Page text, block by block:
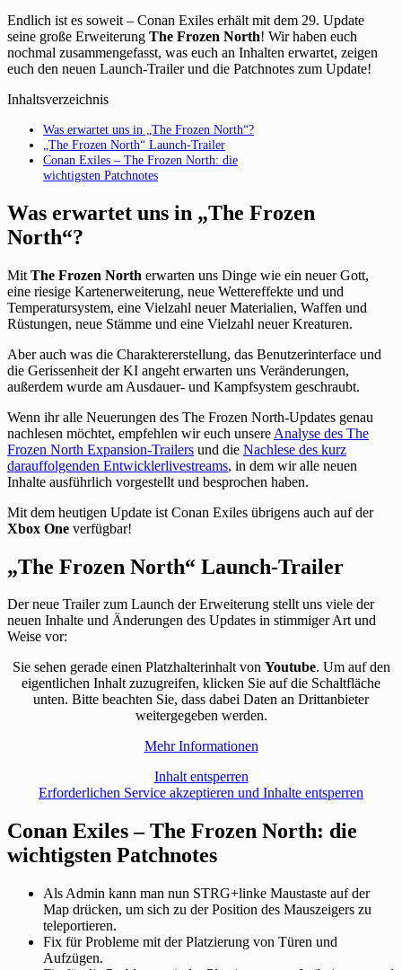
Endlich ist es soweit – Conan Exiles erhält mit dem 29. Update
seine große Erweiterung The Frozen North! Wir haben euch
nochmal zusammengefasst, was euch an Inhalten erwartet, zeigen
euch den neuen Launch-Trailer und die Patchnotes zum Update!
Inhaltsverzeichnis
Was erwartet uns in „The Frozen North“?
„The Frozen North“ Launch-Trailer
Conan Exiles – The Frozen North: die
wichtigsten Patchnotes
Was erwartet uns in „The Frozen
North“?
Mit The Frozen North erwarten uns Dinge wie ein neuer Gott,
eine riesige Kartenerweiterung, neue Wettereffekte und und
Temperatursystem, eine Vielzahl neuer Materialien, Waffen und
Rüstungen, neue Stämme und eine Vielzahl neuer Kreaturen.
Aber auch was die Charaktererstellung, das Benutzerinterface und
die Gerissenheit der KI angeht erwarten uns Veränderungen,
außerdem wurde am Ausdauer- und Kampfsystem geschraubt.
Wenn ihr alle Neuerungen des The Frozen North-Updates genau
nachlesen möchtet, empfehlen wir euch unsere Analyse des The
Frozen North Expansion-Trailers und die Nachlese des kurz
darauffolgenden Entwicklerlivestreams, in dem wir alle neuen
Inhalte ausführlich vorgestellt und besprochen haben.
Mit dem heutigen Update ist Conan Exiles übrigens auch auf der
Xbox One verfügbar!
„The Frozen North“ Launch-Trailer
Der neue Trailer zum Launch der Erweiterung stellt uns viele der
neuen Inhalte und Änderungen des Updates in stimmiger Art und
Weise vor:
Sie sehen gerade einen Platzhalterinhalt von Youtube. Um auf den
eigentlichen Inhalt zuzugreifen, klicken Sie auf die Schaltfläche
unten. Bitte beachten Sie, dass dabei Daten an Drittanbieter
weitergegeben werden.
Mehr Informationen
Inhalt entsperren
Erforderlichen Service akzeptieren und Inhalte entsperren
Conan Exiles – The Frozen North: die
wichtigsten Patchnotes
Als Admin kann man nun STRG+linke Maustaste auf der
Map drücken, um sich zu der Position des Mauszeigers zu
teleportieren.
Fix für Probleme mit der Platzierung von Türen und
Aufzügen.